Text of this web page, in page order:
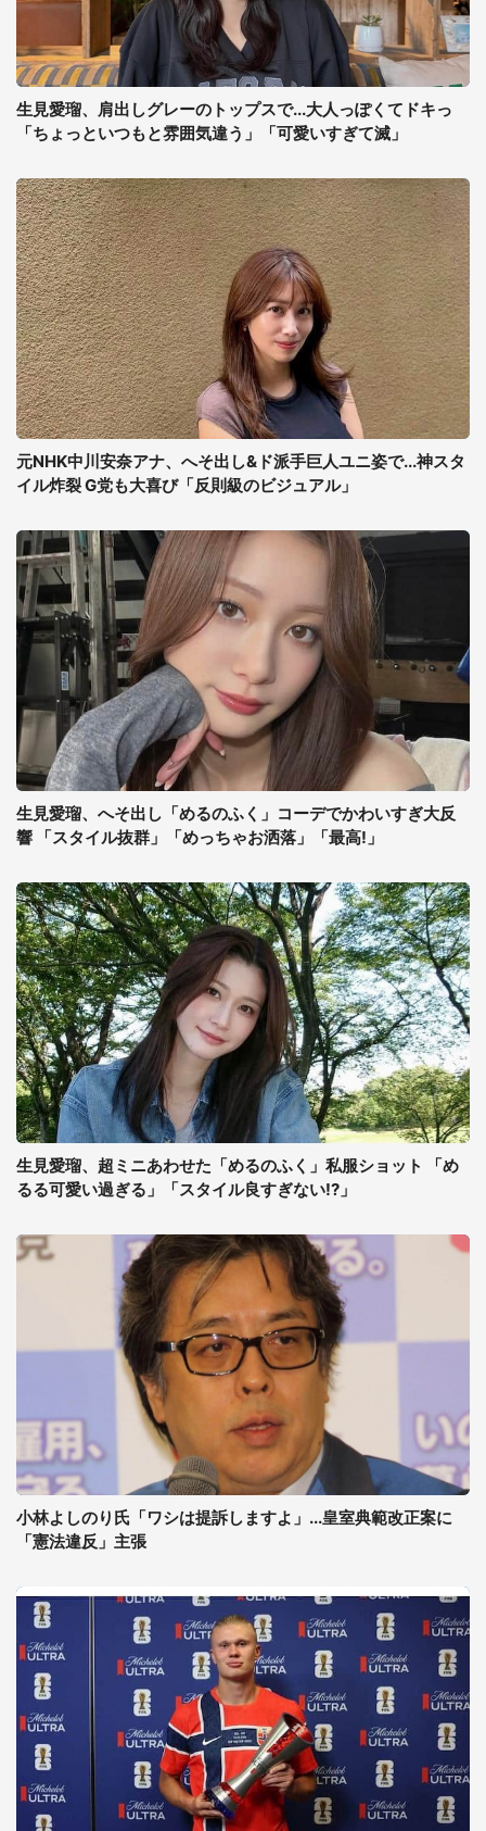
生見愛瑠、肩出しグレーのトップスで...大人っぽくてドキっ
「ちょっといつもと雰囲気違う」「可愛いすぎて滅」
元NHK中川安奈アナ、へそ出し&ド派手巨人ユニ姿で...神スタ
イル炸裂 G党も大喜び「反則級のビジュアル」
生見愛瑠、へそ出し「めるのふく」コーデでかわいすぎ大反
響 「スタイル抜群」「めっちゃお洒落」「最高!」
生見愛瑠、超ミニあわせた「めるのふく」私服ショット 「め
るる可愛い過ぎる」「スタイル良すぎない!?」
小林よしのり氏「ワシは提訴しますよ」...皇室典範改正案に
「憲法違反」主張